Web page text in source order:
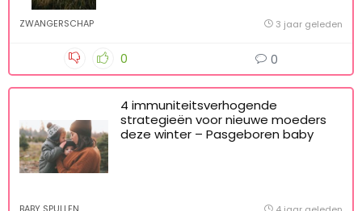
ZWANGERSCHAP 3 jaar geleden
0 0
4 immuniteitsverhogende
strategieën voor nieuwe moeders
deze winter – Pasgeboren baby